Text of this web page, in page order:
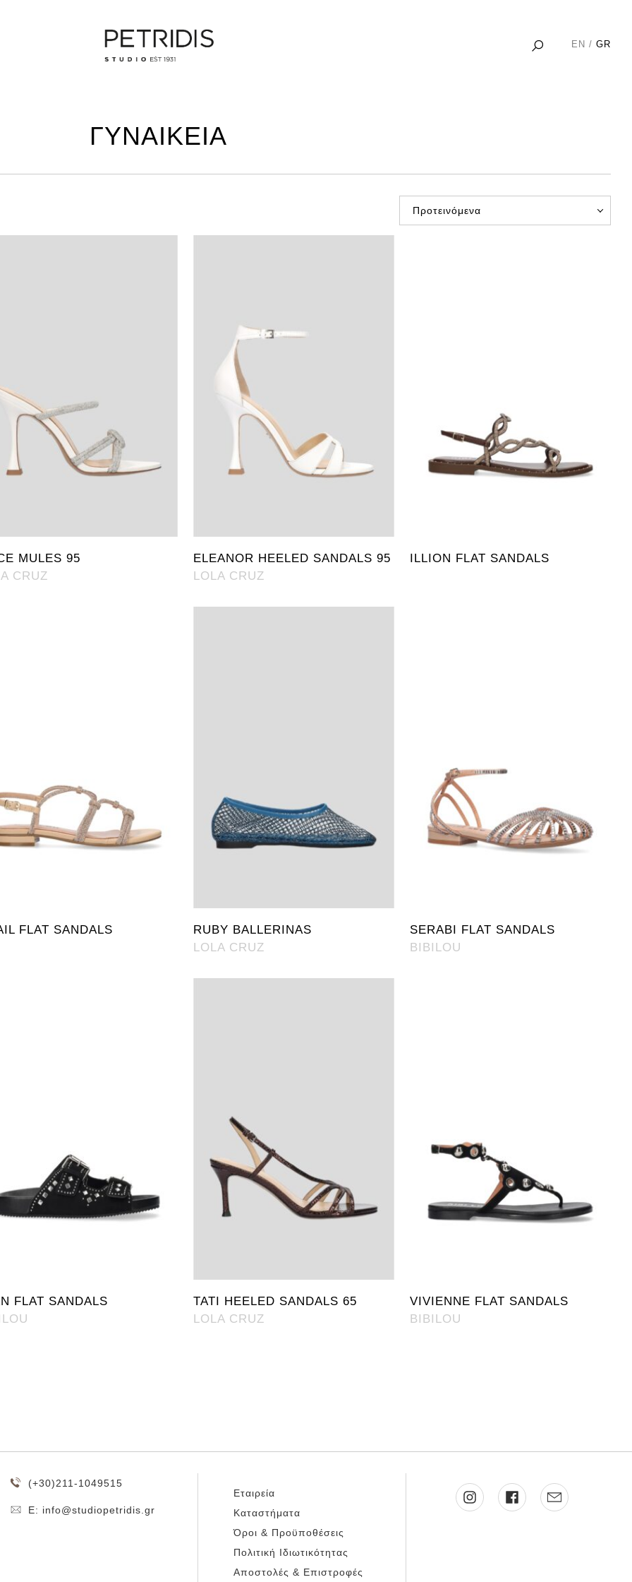
EN GR
ΓΥΝΑΙΚΕΙΑ
Προτεινόμενα
MULES 95
CRUZ
ELEANOR HEELED SANDALS 95
LOLA CRUZ
ILLION FLAT SANDALS
FLAT SANDALS
RUBY BALLERINAS
LOLA CRUZ
SERABI FLAT SANDALS
BIBILOU
FLAT SANDALS
TATI HEELED SANDALS 65
LOLA CRUZ
VIVIENNE FLAT SANDALS
BIBILOU
(+30)211-1049515
E: info@studiopetridis.gr
Εταιρεία
Καταστήματα
Όροι & Προϋποθέσεις
Πολιτική Ιδιωτικότητας
Αποστολές & Επιστροφές